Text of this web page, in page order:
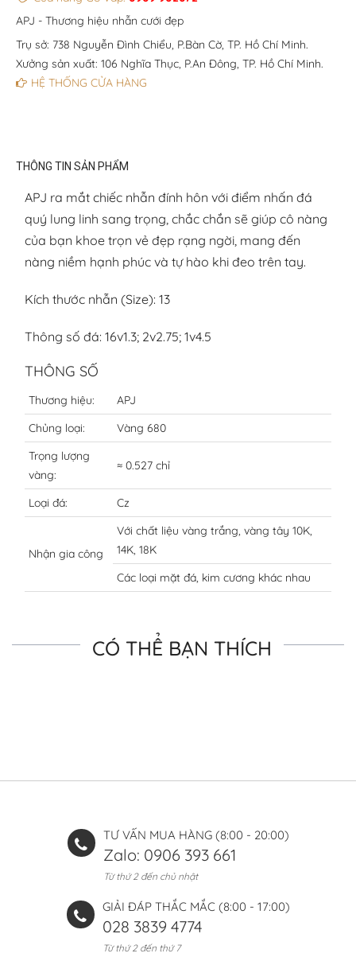
APJ - Thương hiệu nhẫn cưới đẹp
Trụ sở: 738 Nguyễn Đình Chiểu, P.Bàn Cờ, TP. Hồ Chí Minh.
Xưởng sản xuất: 106 Nghĩa Thục, P.An Đông, TP. Hồ Chí Minh.
HỆ THỐNG CỬA HÀNG
THÔNG TIN SẢN PHẨM
APJ ra mắt chiếc nhẫn đính hôn với điểm nhấn đá
quý lung linh sang trọng, chắc chắn sẽ giúp cô nàng
của bạn khoe trọn vẻ đẹp rạng ngời, mang đến
nàng niềm hạnh phúc và tự hào khi đeo trên tay.
Kích thước nhẫn (Size): 13
Thông số đá: 16v1.3; 2v2.75; 1v4.5
THÔNG SỐ
Thương hiệu:
APJ
Chủng loại:
Vàng 680
Trọng lượng
vàng:
≈ 0.527 chỉ
Loại đá: Cz
Nhận gia công
Với chất liệu vàng trắng, vàng tây 10K,
14K, 18K
Các loại mặt đá, kim cương khác nhau
CÓ THỂ BẠN THÍCH
TƯ VẤN MUA HÀNG (8:00 - 20:00)
Zalo: 0906 393 661
Từ thứ 2 đến chủ nhật
GIẢI ĐÁP THẮC MẮC (8:00 - 17:00)
028 3839 4774
Từ thứ 2 đến thứ 7